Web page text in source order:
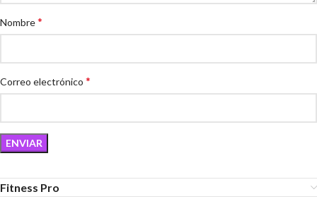
Nombre*
Correo electrónico *
Fitness Pro